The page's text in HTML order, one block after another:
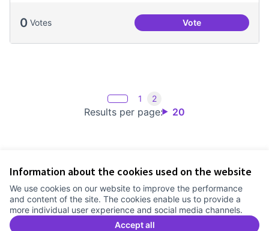
Information about the cookies used on the website
We use cookies on our website to improve the performance
and content of the site. The cookies enable us to provide a
more individual user experience and social media channels.
Accept all
0 Votes VoteAniversari de Can
Results per page: 20
1 2
Cookie settings
Comunitat Canòdrom at Facebook
(External link)
Comunitat Canòdrom at Instagram
(External link)
Comunitat Canòdrom at YouTube
(External link)
English
Triar la llenguaElegir el idiomaChoose language